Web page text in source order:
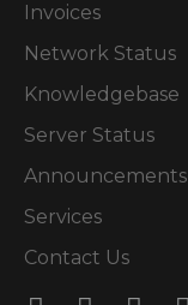
Invoices
Network Status
Knowledgebase
Server Status
Announcements
Services
Contact Us